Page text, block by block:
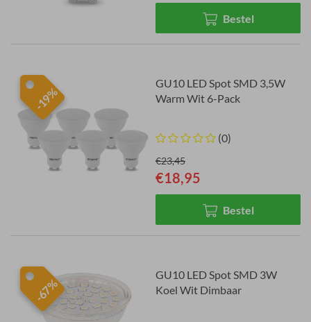
Bestel
-19%
GU10 LED Spot SMD 3,5W
Warm Wit 6-Pack
(0)
€23,45
€18,95
Bestel
-67%
GU10 LED Spot SMD 3W
Koel Wit Dimbaar